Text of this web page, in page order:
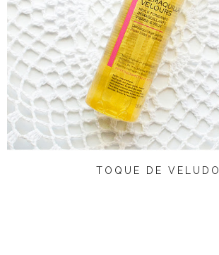
TOQUE DE VELUDO